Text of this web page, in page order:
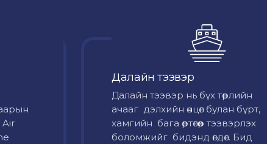
Air
Далайн тээвэр
Далайн тээвэр нь бүх төрлийн
ачааг дэлхийн өнцөг булан бүрт,
хамгийн бага өртөгөөр тээвэрлэх
боломжийг бидэнд өгдөг. Бид